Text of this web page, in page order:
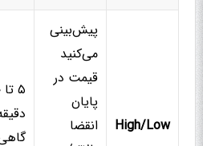
High/Low
پیش‌بینی
می‌کنید
قیمت در
پایان
انقضا